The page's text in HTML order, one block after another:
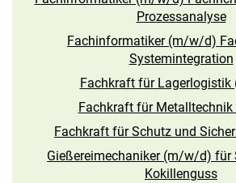
Prozessanalyse
Fachinformatiker (m/w/d)
Systemintegration
Fachkraft für
Fachkraft für
Fachkraft für Schutz und
Gießereimechaniker (m/w/d) für
Kokillenguss